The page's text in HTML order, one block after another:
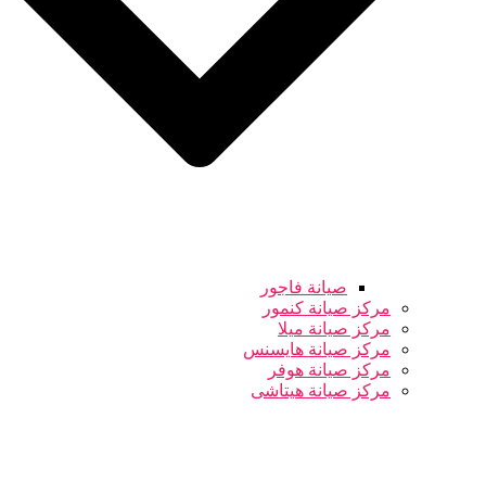
صيانة فاجور
مركز صيانة كنمور
مركز صيانة ميلا
مركز صيانة هايسنس
مركز صيانة هوفر
مركز صيانة هيتاشى